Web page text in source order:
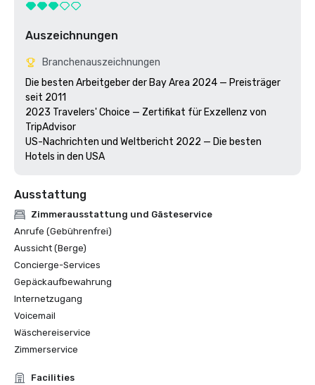
Auszeichnungen
Branchenauszeichnungen
Die besten Arbeitgeber der Bay Area 2024 — Preisträger
seit 2011
2023 Travelers' Choice — Zertifikat für Exzellenz von
TripAdvisor
US-Nachrichten und Weltbericht 2022 — Die besten
Hotels in den USA
Ausstattung
Zimmerausstattung und Gästeservice
Anrufe (Gebührenfrei)
Aussicht (Berge)
Concierge-Services
Gepäckaufbewahrung
Internetzugang
Voicemail
Wäschereiservice
Zimmerservice
Facilities